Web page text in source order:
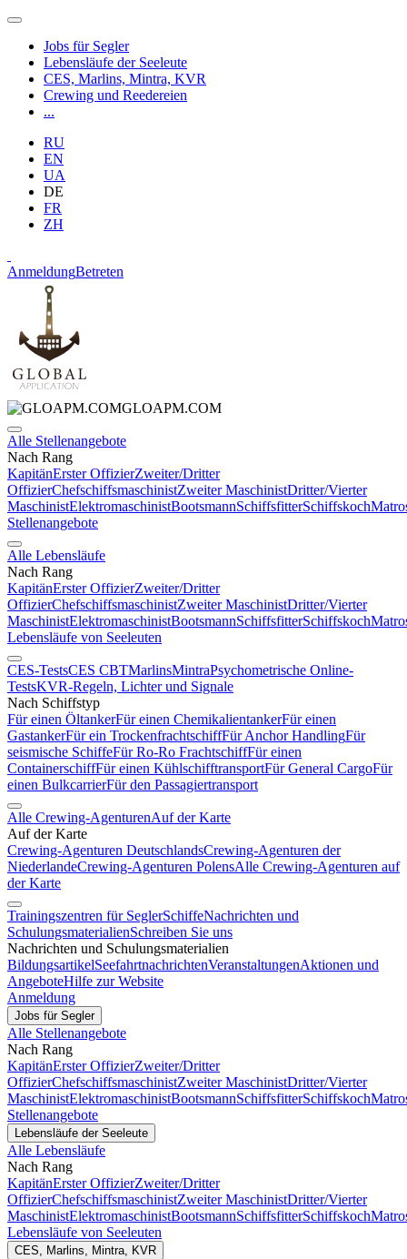
Jobs für Segler
Lebensläufe der Seeleute
CES, Marlins, Mintra, KVR
Crewing und Reedereien
...
RU
EN
UA
DE
FR
ZH
AnmeldungBetreten
GLOAPM.COM
Alle Stellenangebote
Nach Rang
KapitänErster OffizierZweiter/Dritter
OffizierChefschiffsmaschinistZweiter MaschinistDritter/Vierter
MaschinistElektromaschinistBootsmannSchiffsfitterSchiffskoch
Stellenangebote
Alle Lebensläufe
Nach Rang
KapitänErster OffizierZweiter/Dritter
OffizierChefschiffsmaschinistZweiter MaschinistDritter/Vierter
MaschinistElektromaschinistBootsmannSchiffsfitterSchiffskoch
Lebensläufe von Seeleuten
CES-TestsCES CBTMarlinsMintraPsychometrische Online-
TestsKVR-Regeln, Lichter und Signale
Nach Schiffstyp
Für einen ÖltankerFür einen ChemikalientankerFür einen
GastankerFür ein TrockenfrachtschiffFür Anchor HandlingFür
seismische SchiffeFür Ro-Ro FrachtschiffFür einen
ContainerschiffFür einen KühlschifftransportFür General CargoFür
einen BulkcarrierFür den Passagiertransport
Alle Crewing-AgenturenAuf der Karte
Auf der Karte
Crewing-Agenturen DeutschlandsCrewing-Agenturen der
NiederlandeCrewing-Agenturen PolensAlle Crewing-Agenturen auf
der Karte
Trainingszentren für SeglerSchiffeNachrichten und
SchulungsmaterialienSchreiben Sie uns
Nachrichten und Schulungsmaterialien
BildungsartikelSeefahrtnachrichtenVeranstaltungenAktionen und
AngeboteHilfe zur Website
Anmeldung
Jobs für Segler
Alle Stellenangebote
Nach Rang
KapitänErster OffizierZweiter/Dritter
OffizierChefschiffsmaschinistZweiter MaschinistDritter/Vierter
MaschinistElektromaschinistBootsmannSchiffsfitterSchiffskoch
Stellenangebote
Lebensläufe der Seeleute
Alle Lebensläufe
Nach Rang
KapitänErster OffizierZweiter/Dritter
OffizierChefschiffsmaschinistZweiter MaschinistDritter/Vierter
MaschinistElektromaschinistBootsmannSchiffsfitterSchiffskoch
Lebensläufe von Seeleuten
CES, Marlins, Mintra, KVR